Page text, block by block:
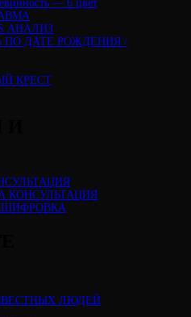
— 6 цвет
АНАЛИЗ
ПО ДАТЕ РОЖДЕНИЯ /
КРЕСТ
КОНСУЛЬТАЦИЯ
ЛЮДЕЙ